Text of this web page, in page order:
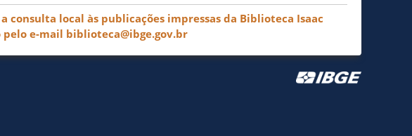
consulta local às publicações impressas da Biblioteca Isaac
e-mail biblioteca@ibge.gov.br